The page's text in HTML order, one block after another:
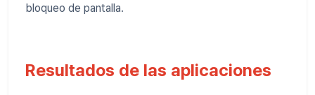
bloqueo de pantalla.
Resultados de las aplicaciones